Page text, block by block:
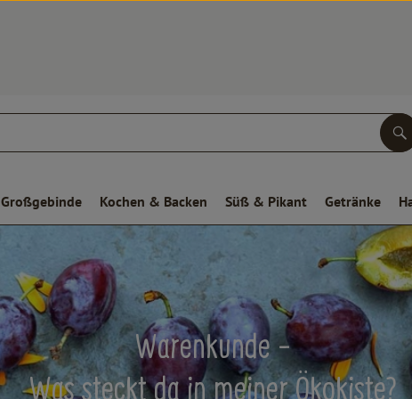
Großgebinde Kochen & Backen Süß & Pikant Getränke
Warenkunde -